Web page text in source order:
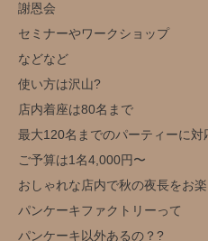
謝恩会
セミナーやワークショップ
などなど
使い方は沢山?️
店内着座は80名まで
最大120名までのパーティーに対
ご予算は1名4,000円〜
おしゃれな店内で秋の夜長をお
パンケーキファクトリーって
パンケーキ以外あるの？?